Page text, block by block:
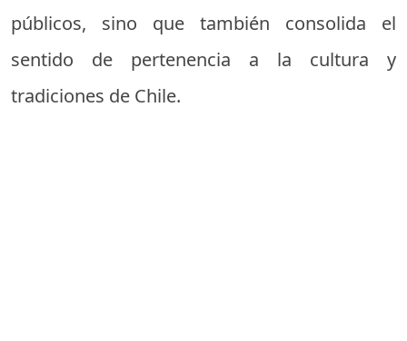
públicos, sino que también consolida el
sentido de pertenencia a la cultura y
tradiciones de Chile.